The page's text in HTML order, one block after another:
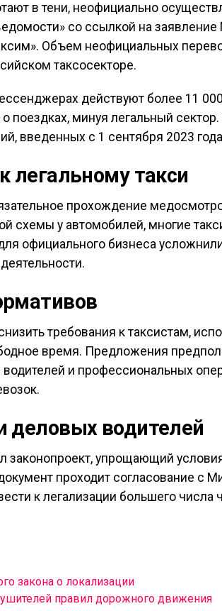
в тени, неофициально
со ссылкой на
Объем неофициальных
таксосекторе.
действуют более 11
поездках, минуя легальный
введенных с 1 сентября 2023
легальному такси
прохождение
схемы у автомобилей, многие
официального бизнеса
требования к таксистам,
время. Предложения
и профессиональных
деловых водителей
законопроект, упрощающий
проходит согласование с
к легализации большего числа
закона о локализации
правил дорожного движения